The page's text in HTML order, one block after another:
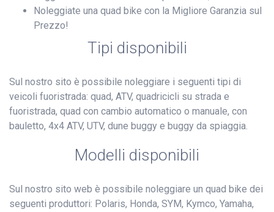
Noleggiate una quad bike con la Migliore Garanzia sul
Prezzo!
Tipi disponibili
Sul nostro sito è possibile noleggiare i seguenti tipi di
veicoli fuoristrada: quad, ATV, quadricicli su strada e
fuoristrada, quad con cambio automatico o manuale, con
bauletto, 4x4 ATV, UTV, dune buggy e buggy da spiaggia.
Modelli disponibili
Sul nostro sito web è possibile noleggiare un quad bike dei
seguenti produttori: Polaris, Honda, SYM, Kymco, Yamaha,